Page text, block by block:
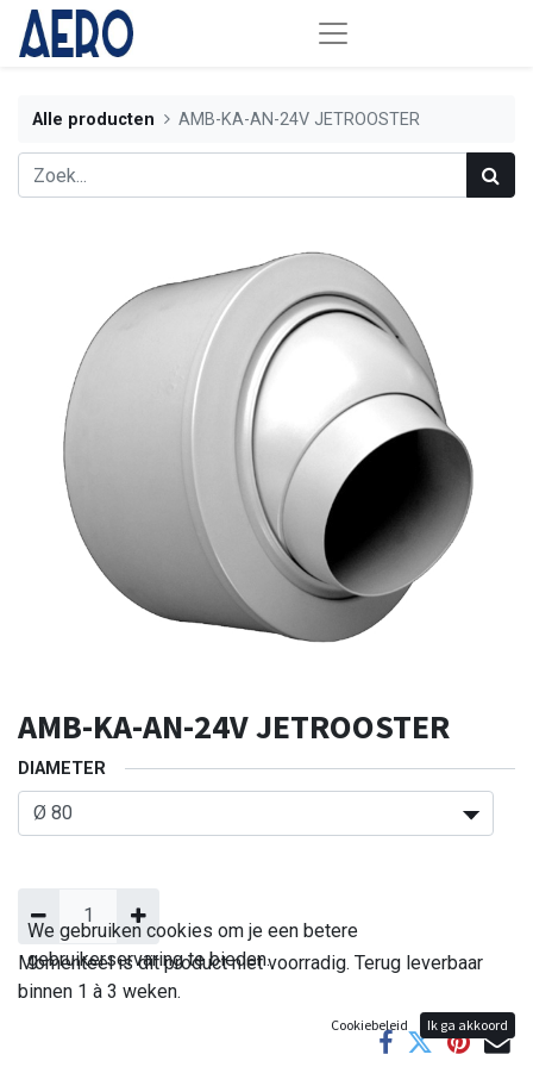
Alle producten AMB-KA-AN-24V JETROOSTER
AMB-KA-AN-24V JETROOSTER
DIAMETER
Momenteel is dit product niet voorradig. Terug leverbaar
binnen 1 à 3 weken.
We gebruiken cookies om je een betere
gebruikerservaring te bieden.
Cookiebeleid Ik ga akkoord